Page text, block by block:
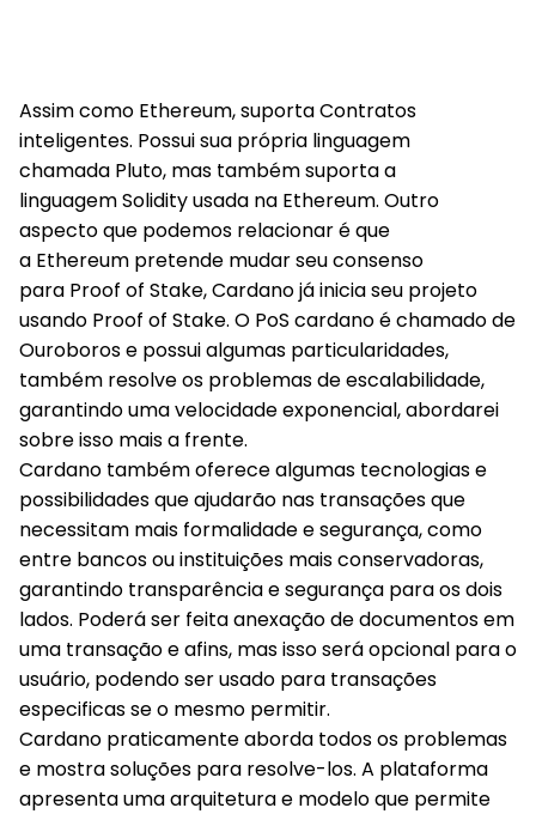
Assim como Ethereum, suporta Contratos
inteligentes. Possui sua própria linguagem
chamada Pluto, mas também suporta a
linguagem Solidity usada na Ethereum. Outro
aspecto que podemos relacionar é que
a Ethereum pretende mudar seu consenso
para Proof of Stake, Cardano já inicia seu projeto
usando Proof of Stake. O PoS cardano é chamado de
Ouroboros e possui algumas particularidades,
também resolve os problemas de escalabilidade,
garantindo uma velocidade exponencial, abordarei
sobre isso mais a frente.
Cardano também oferece algumas tecnologias e
possibilidades que ajudarão nas transações que
necessitam mais formalidade e segurança, como
entre bancos ou instituições mais conservadoras,
garantindo transparência e segurança para os dois
lados. Poderá ser feita anexação de documentos em
uma transação e afins, mas isso será opcional para o
usuário, podendo ser usado para transações
especificas se o mesmo permitir.
Cardano praticamente aborda todos os problemas
e mostra soluções para resolve-los. A plataforma
apresenta uma arquitetura e modelo que permite